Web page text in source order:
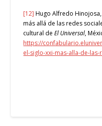
[12] Hugo Alfredo Hinojosa,
más allá de las redes
cultural deEl Universal,
https://
el-siglo-xxi-mas-alla-de-